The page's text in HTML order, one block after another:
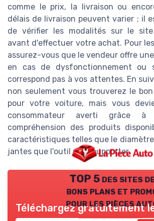
comme le prix, la livraison ou
délais de livraison peuvent varier ; il
de vérifier les modalités sur le
avant d'effectuer votre achat. Pour
assurez-vous que le vendeur offre
en cas de dysfonctionnement ou
correspond pas à vos attentes. En
non seulement vous trouverez le
pour votre voiture, mais vous
consommateur averti grâce à
compréhension des produits
caractéristiques telles que le
jantes que l'outil peut supporter.
TOP 5 des sites
bons plans et
pour les pièces
Téléchargez gratuitement